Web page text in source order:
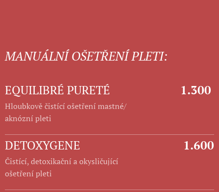
MANUÁLNÍ OŠETŘENÍ PLETI:
EQUILIBRÉ PURETÉ
Hloubkově čistící ošetření mastné/
aknózní pleti
1.300
DETOXYGENE
Čistící, detoxikační a okysličující
ošetření pleti
1.600